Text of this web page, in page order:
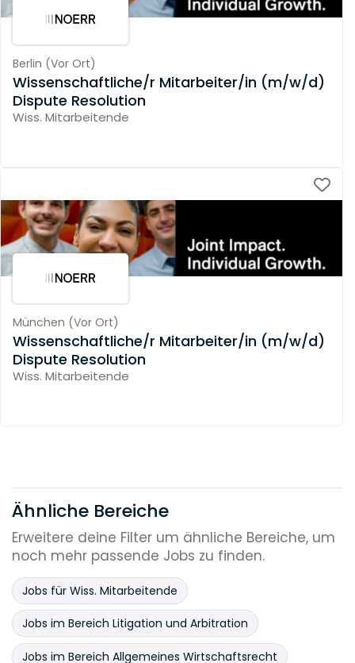
Berlin (Vor Ort)
Wissenschaftliche/r Mitarbeiter/in (m/w/d)
Dispute Resolution
Wiss. Mitarbeitende
München (Vor Ort)
Wissenschaftliche/r Mitarbeiter/in (m/w/d)
Dispute Resolution
Wiss. Mitarbeitende
Ähnliche Bereiche
Erweitere deine Filter um ähnliche Bereiche, um
noch mehr passende Jobs zu finden.
Jobs für Wiss. Mitarbeitende
Jobs im Bereich Litigation und Arbitration
Jobs im Bereich Allgemeines Wirtschaftsrecht